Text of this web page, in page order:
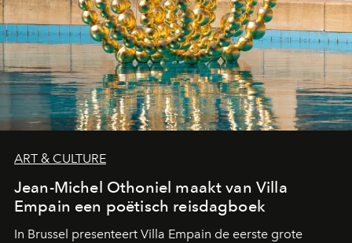
ART & CULTURE
Jean-Michel Othoniel maakt van Villa
Empain een poëtisch reisdagboek
In Brussel presenteert Villa Empain de eerste grote